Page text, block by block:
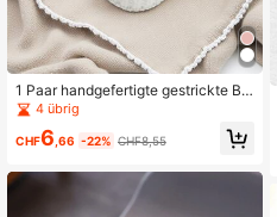
1 Paar handgefertigte gestrickte Blu
menstiefel für Babys, weiße Babysc
huhe für das Kinderbett
4 übrig
CHF6 ,66 -22% CHF8,55